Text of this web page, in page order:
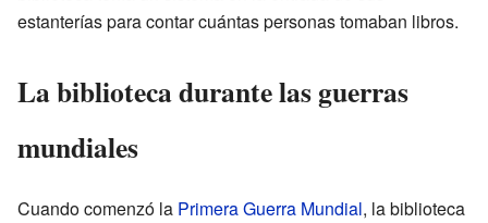
estanterías para contar cuántas personas tomaban libros.
La biblioteca durante las guerras
mundiales
Cuando comenzó la Primera Guerra Mundial, la biblioteca